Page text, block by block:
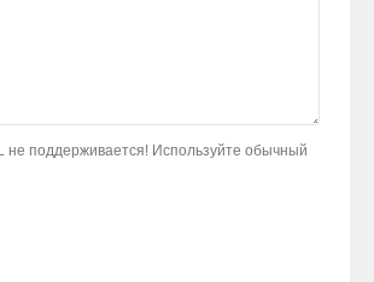
не поддерживается! Используйте обычный